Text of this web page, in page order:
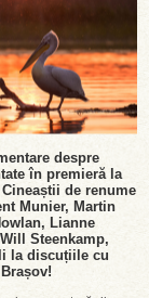
despre
în premieră la
de renume
Munier, Martin
Lianne
Steenkamp,
la discuțiile cu